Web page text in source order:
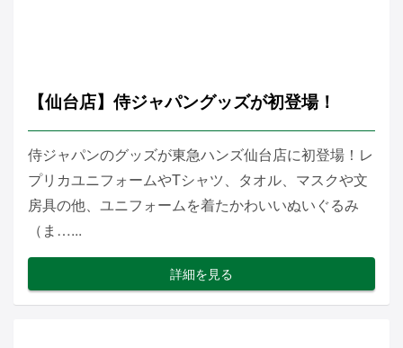
【仙台店】侍ジャパングッズが初登場！
侍ジャパンのグッズが東急ハンズ仙台店に初登場！レ
プリカユニフォームやTシャツ、タオル、マスクや文
房具の他、ユニフォームを着たかわいいぬいぐるみ
（ま…...
詳細を見る